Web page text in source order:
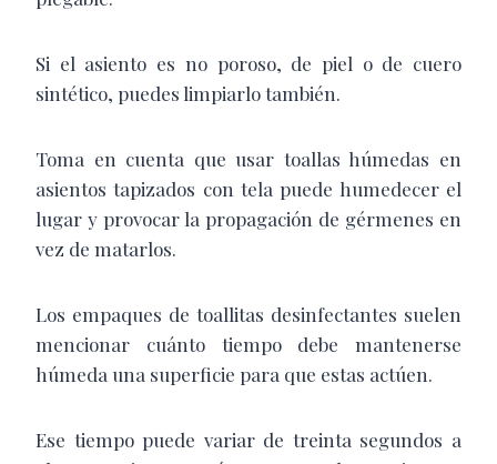
Si el asiento es no poroso, de piel o de cuero
sintético, puedes limpiarlo también.
Toma en cuenta que usar toallas húmedas en
asientos tapizados con tela puede humedecer el
lugar y provocar la propagación de gérmenes en
vez de matarlos.
Los empaques de toallitas desinfectantes suelen
mencionar cuánto tiempo debe mantenerse
húmeda una superficie para que estas actúen.
Ese tiempo puede variar de treinta segundos a